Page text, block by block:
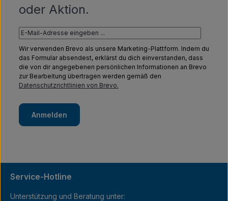
oder Aktion.
Wir verwenden Brevo als unsere Marketing-Plattform. Indem du
das Formular absendest, erklärst du dich einverstanden, dass
die von dir angegebenen persönlichen Informationen an Brevo
zur Bearbeitung übertragen werden gemäß den
Datenschutzrichtlinien von Brevo.
Anmelden
Service-Hotline
Unterstützung und Beratung unter: